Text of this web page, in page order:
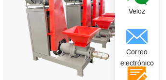
Veloz
Correo
electrónico